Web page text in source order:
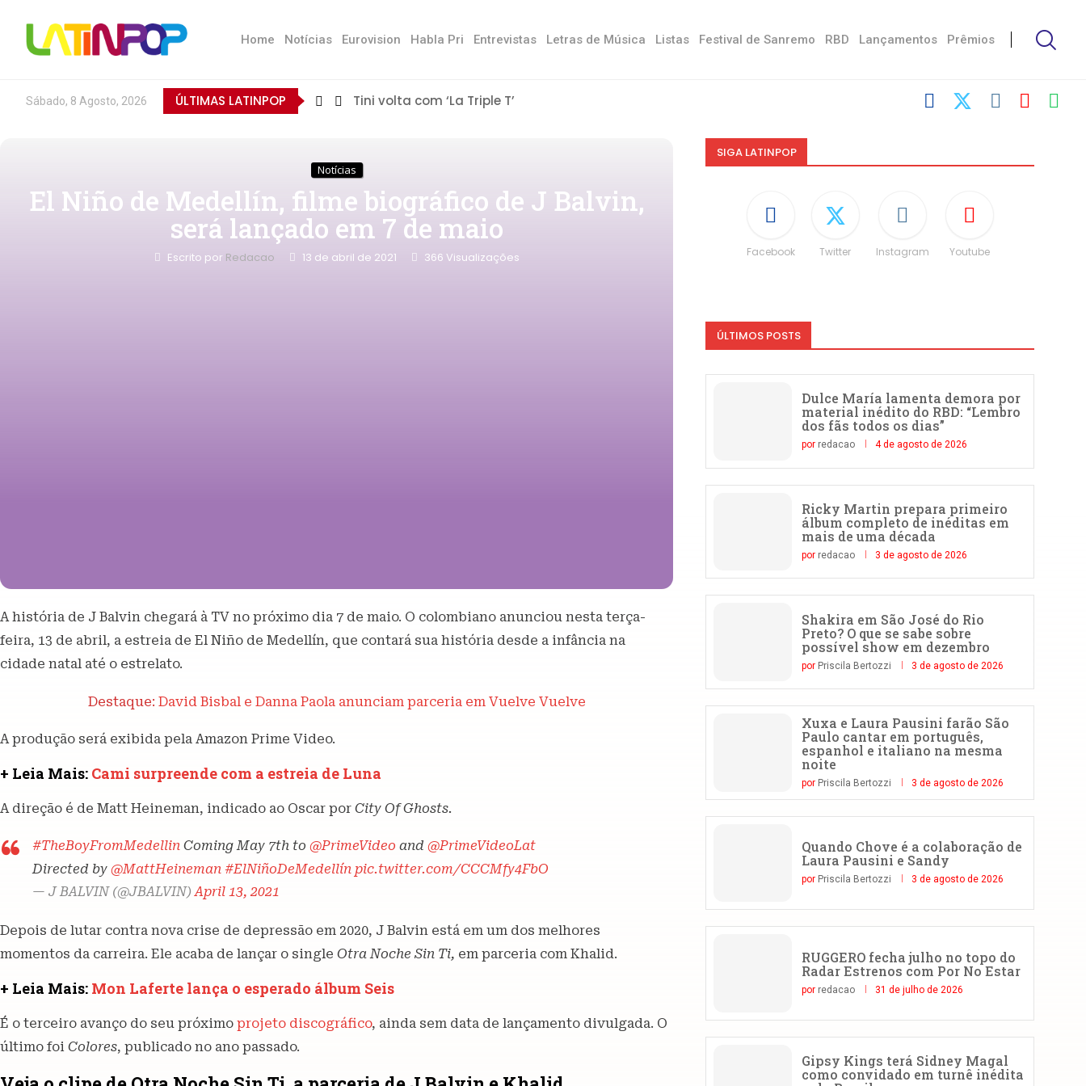
Home Notícias Eurovision Habla Pri Entrevistas Letras de Música Listas Festival de Sanremo RBD Lançamentos Prêmios
Sábado, 8 Agosto, 2026 ÚLTIMAS LATINPOP Tini volta com ‘La Triple T’
Notícias
El Niño de Medellín, filme biográfico de J Balvin,
será lançado em 7 de maio
Escrito por Redacao 13 de abril de 2021 366 Visualizações
A história de J Balvin chegará à TV no próximo dia 7 de maio. O colombiano anunciou nesta terça-
feira, 13 de abril, a estreia de El Niño de Medellín, que contará sua história desde a infância na
cidade natal até o estrelato.
Destaque: David Bisbal e Danna Paola anunciam parceria em Vuelve Vuelve
A produção será exibida pela Amazon Prime Video.
+ Leia Mais: Cami surpreende com a estreia de Luna
A direção é de Matt Heineman, indicado ao Oscar por City Of Ghosts.
#TheBoyFromMedellin Coming May 7th to @PrimeVideo and @PrimeVideoLat
Directed by @MattHeineman #ElNiñoDeMedellín pic.twitter.com/CCCMfy4FbO
— J BALVIN (@JBALVIN)April 13, 2021
Depois de lutar contra nova crise de depressão em 2020, J Balvin está em um dos melhores
momentos da carreira. Ele acaba de lançar o single Otra Noche Sin Ti, em parceria com Khalid.
+ Leia Mais: Mon Laferte lança o esperado álbum Seis
É o terceiro avanço do seu próximo projeto discográfico, ainda sem data de lançamento divulgada. O
último foi Colores, publicado no ano passado.
SIGA LATINPOP
Facebook Twitter Instagram Youtube
ÚLTIMOS POSTS
Dulce María lamenta demora por
material inédito do RBD: “Lembro
dos fãs todos os dias”
por redacao 4 de agosto de 2026
Ricky Martin prepara primeiro
álbum completo de inéditas em
mais de uma década
por redacao 3 de agosto de 2026
Shakira em São José do Rio
Preto? O que se sabe sobre
possível show em dezembro
por Priscila Bertozzi 3 de agosto de 2026
Xuxa e Laura Pausini farão São
Paulo cantar em português,
espanhol e italiano na mesma
noite
por Priscila Bertozzi 3 de agosto de 2026
Quando Chove é a colaboração de
Laura Pausini e Sandy
por Priscila Bertozzi 3 de agosto de 2026
RUGGERO fecha julho no topo do
Radar Estrenos com Por No Estar
por redacao 31 de julho de 2026
Gipsy Kings terá Sidney Magal
como convidado em turnê inédita